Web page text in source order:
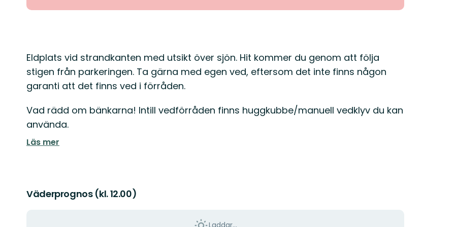
Beskrivning
Eldplats vid strandkanten med utsikt över sjön. Hit kommer du genom att följa
stigen från parkeringen. Ta gärna med egen ved, eftersom det inte finns någon
garanti att det finns ved i förråden.
Vad rädd om bänkarna! Intill vedförråden finns huggkubbe/manuell vedklyv du kan
använda.
Läs mer
Väderprognos (kl. 12.00)